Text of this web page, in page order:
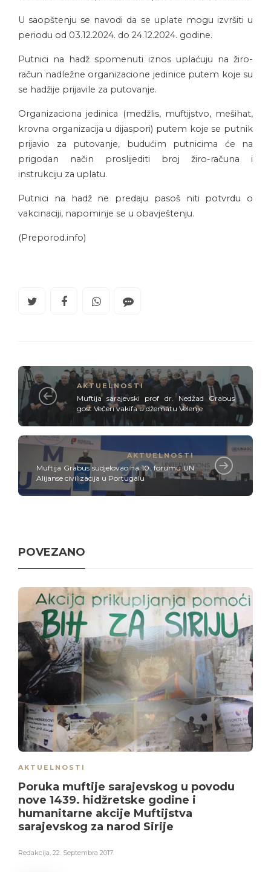
U saopštenju se navodi da se uplate mogu izvršiti u
periodu od 03.12.2024. do 24.12.2024. godine.
Putnici na hadž spomenuti iznos uplaćuju na žiro-
račun nadležne organizacione jedinice putem koje su
se hadžije prijavile za putovanje.
Organizaciona jedinica (medžlis, muftijstvo, mešihat,
krovna organizacija u dijaspori) putem koje se putnik
prijavio za putovanje, budućim putnicima će na
prigodan način proslijediti broj žiro-računa i
instrukciju za uplatu.
Putnici na hadž ne predaju pasoš niti potvrdu o
vakcinaciji, napominje se u obavještenju.
(Preporod.info)
AKTUELNOSTI
Muftija sarajevski prof dr. Nedžad Grabus
gost Večeri vakifa u džematu Velenje
AKTUELNOSTI
Muftija Grabus sudjelovao na 10. forumu UN
Alijanse civilizacija u Portugalu
POVEZANO
AKTUELNOSTI
Poruka muftije sarajevskog u povodu
nove 1439. hidžretske godine i
humanitarne akcije Muftijstva
sarajevskog za narod Sirije
Redakcija 22. Septembra 2017.